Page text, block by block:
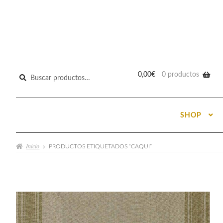
Buscar
0,00€ 0 productos
SHOP
Inicio PRODUCTOS ETIQUETADOS “CAQUI”